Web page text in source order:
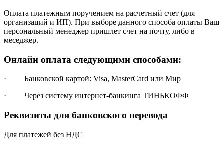
Оплата платежным поручением на расчетный счет (для
организаций и ИП). При выборе данного способа оплаты Ваш
персональный менеджер пришлет счет на почту, либо в
меседжер.
Онлайн оплата следующими способами:
· Банковской картой: Visa, MasterCard или Мир
· Через систему интернет-банкинга ТИНЬКОФФ
Реквизиты для банковского перевода
Для платежей без НДС